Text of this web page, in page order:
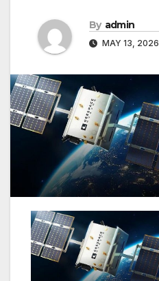
By admin
MAY 13, 2026